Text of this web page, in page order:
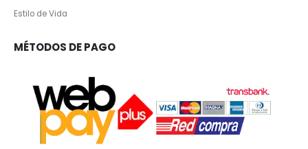
Estilo de Vida
MÉTODOS DE PAGO